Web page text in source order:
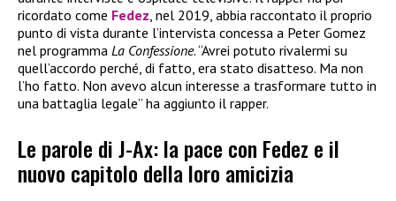
ricordato come Fedez, nel 2019, abbia raccontato il proprio
punto di vista durante l’intervista concessa a Peter Gomez
nel programma La Confessione. “Avrei potuto rivalermi su
quell’accordo perché, di fatto, era stato disatteso. Ma non
l’ho fatto. Non avevo alcun interesse a trasformare tutto in
una battaglia legale” ha aggiunto il rapper.
Le parole di J-Ax: la pace con Fedez e il
nuovo capitolo della loro amicizia